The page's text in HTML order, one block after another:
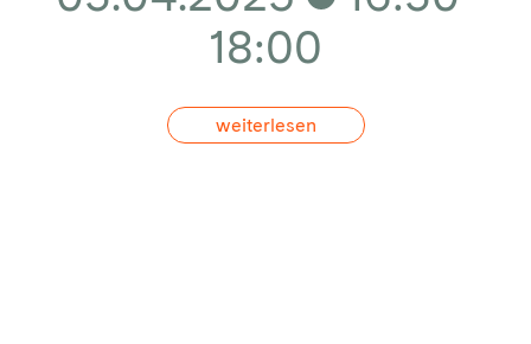
18:00
weiterlesen